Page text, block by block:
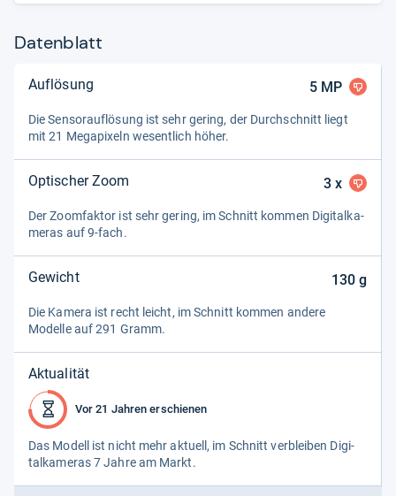
Datenblatt
Auflösung 5MP
Die Sen­sorauf­lö­sung ist sehr gering, der Durch­schnitt liegt
mit 21 Mega­pi­xeln wesent­lich höher.
Optischer Zoom 3x
Der Zoom­fak­tor ist sehr gering, im Schnitt kom­men Digi­tal­ka­
me­ras auf 9-​fach.
Gewicht 130g
Die Kamera ist recht leicht, im Schnitt kom­men andere
Modelle auf 291 Gramm.
Aktualität
Vor 21 Jahren erschienen
Das Modell ist nicht mehr aktu­ell, im Schnitt ver­blei­ben Digi­
tal­ka­me­ras 7 Jahre am Markt.